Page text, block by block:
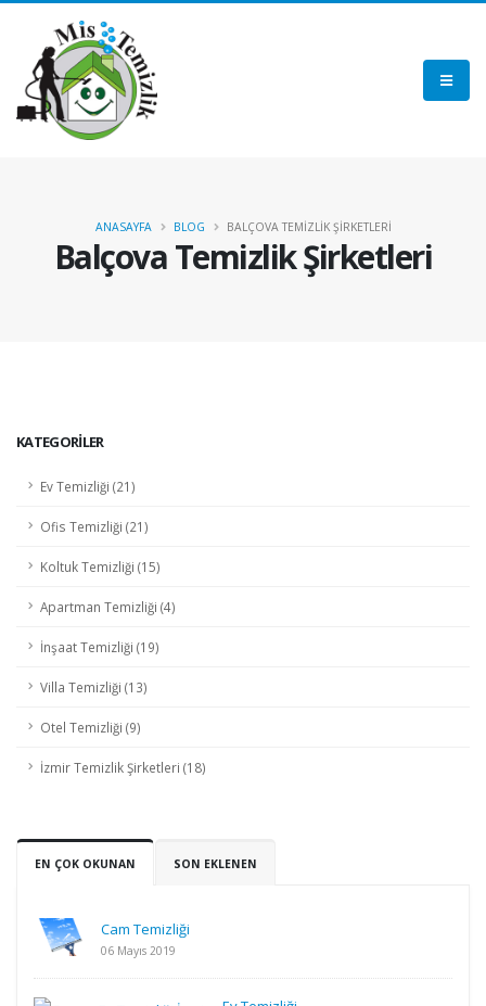
Balçova Temizlik Şirketleri
ANASAYFA BLOG BALÇOVA TEMİZLİK ŞİRKETLERİ
KATEGORİLER
Ev Temizliği (21)
Ofis Temizliği (21)
Koltuk Temizliği (15)
Apartman Temizliği (4)
İnşaat Temizliği (19)
Villa Temizliği (13)
Otel Temizliği (9)
İzmir Temizlik Şirketleri (18)
EN ÇOK OKUNAN SON EKLENEN
Cam Temizliği
06 Mayıs 2019